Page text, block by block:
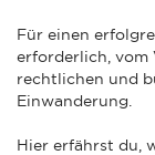
Für einen
erforderlich, vom
rechtlichen und
Einwanderung.
Hier erfährst du,